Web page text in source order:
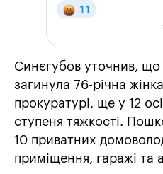
Синєгубов уточнив, що
загинула 76-річна
прокуратурі, ще у 12
ступеня тяжкості.
10 приватних
приміщення, гаражі та